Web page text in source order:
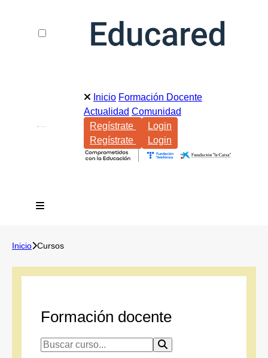
Inicio Formación Docente
Actualidad Comunidad
Regístrate
Login
Regístrate
Login
Inicio Cursos
Formación docente